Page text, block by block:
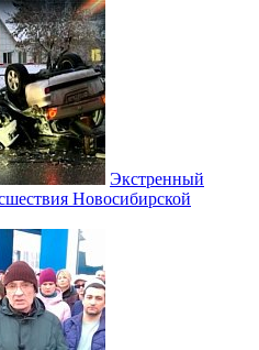
Экстренный
Новосибирской